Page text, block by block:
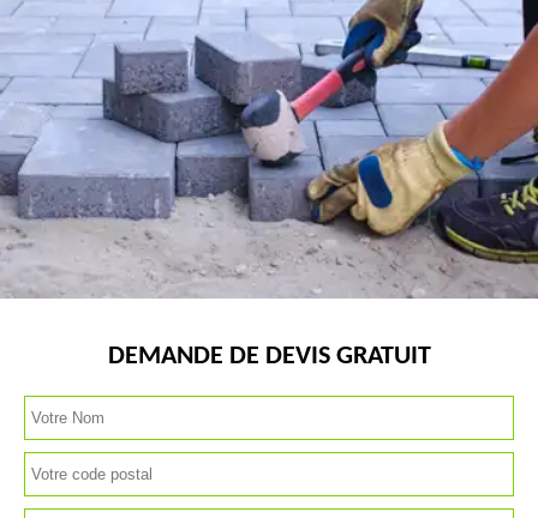
DEMANDE DE DEVIS GRATUIT